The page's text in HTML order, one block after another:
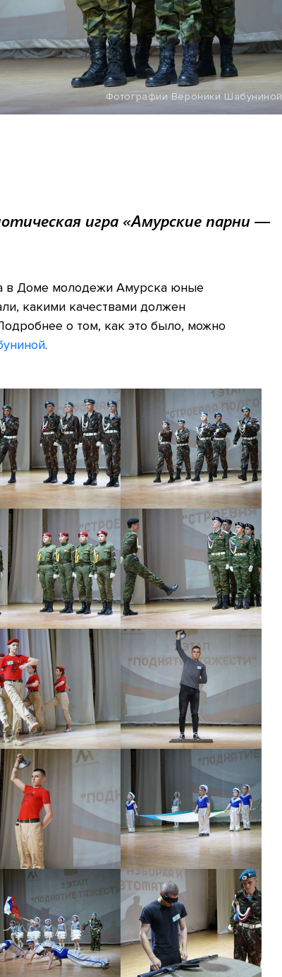
Фотографии Вероники Шабуниной
игра «Амурские парни —
в Доме молодежи Амурска юные
какими качествами должен
о том, как это было, можно
.